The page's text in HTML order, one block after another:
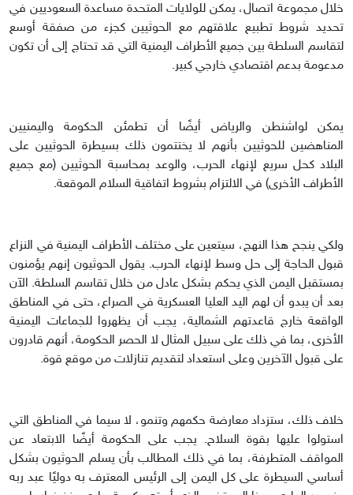
خلال مجموعة اتصال، يمكن للولايات المتحدة مساعدة السعوديين في
تحديد شروط تطبيع علاقتهم مع الحوثيين كجزء من صفقة أوسع
لتقاسم السلطة بين جميع الأطراف اليمنية التي قد تحتاج إلى أن تكون
مدعومة بدعم اقتصادي خارجي كبير.
يمكن لواشنطن والرياض أيضًا أن تطمئن الحكومة واليمنيين
المناهضين للحوثيين بأنهم لا يختتمون ذلك بسيطرة الحوثيين على
البلاد كحل سريع لإنهاء الحرب، والوعد بمحاسبة الحوثيين (مع جميع
الأطراف الأخرى) في الالتزام بشروط اتفاقية السلام الموقعة.
ولكي ينجح هذا النهج، سيتعين على مختلف الأطراف اليمنية في النزاع
قبول الحاجة إلى حل وسط لإنهاء الحرب. يقول الحوثيون إنهم يؤمنون
بمستقبل اليمن الذي يحكم بشكل عادل من خلال تقاسم السلطة. الآن
بعد أن يبدو أن لهم اليد العليا العسكرية في الصراع، حتى في المناطق
الواقعة خارج قاعدتهم الشمالية، يجب أن يظهروا للجماعات اليمنية
الأخرى، بما في ذلك على سبيل المثال لا الحصر الحكومة، أنهم قادرون
على قبول الآخرين وعلى استعداد لتقديم تنازلات من موقع قوة.
خلاف ذلك، ستزداد معارضة حكمهم وتنمو، لا سيما في المناطق التي
استولوا عليها بقوة السلاح. يجب على الحكومة أيضًا الابتعاد عن
المواقف المتطرفة، بما في ذلك المطالب بأن يسلم الحوثيون بشكل
أساسي السيطرة على كل اليمن إلى الرئيس المعترف به دوليًا عبد ربه